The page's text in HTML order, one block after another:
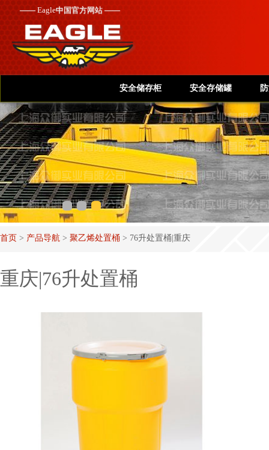
——Eagle中国官方网站 ——
安全储存柜 安全存储罐
首页 > 产品导航 > 聚乙烯处置桶 > 76升处置桶|重庆
重庆|76升处置桶